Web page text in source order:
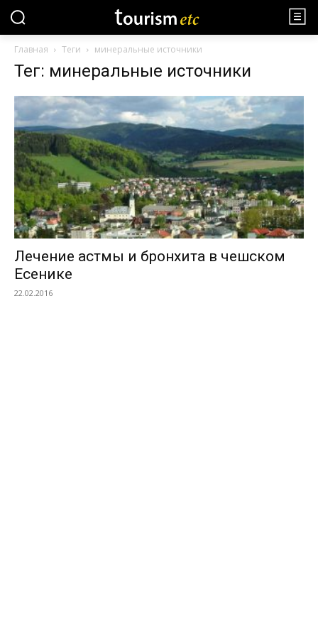
Главная Теги минеральные источники
Тег: минеральные источники
Лечение астмы и бронхита в чешском
Есенике
22.02.2016